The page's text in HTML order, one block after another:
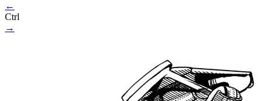
←
Ctrl
→